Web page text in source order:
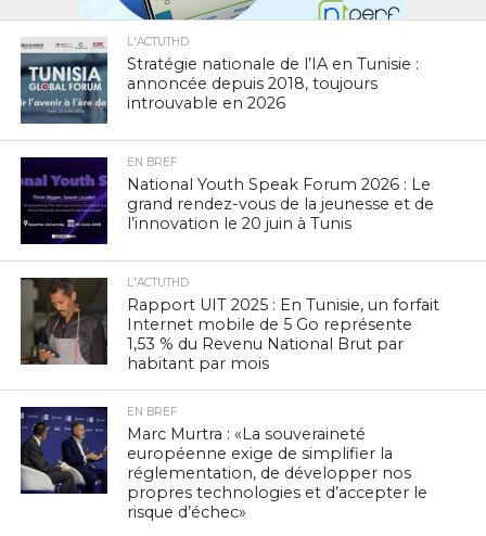
L'ACTUTHD
Stratégie nationale de l’IA en Tunisie :
annoncée depuis 2018, toujours
introuvable en 2026
EN BREF
National Youth Speak Forum 2026 : Le
grand rendez-vous de la jeunesse et de
l’innovation le 20 juin à Tunis
L'ACTUTHD
Rapport UIT 2025 : En Tunisie, un forfait
Internet mobile de 5 Go représente
1,53 % du Revenu National Brut par
habitant par mois
EN BREF
Marc Murtra : «La souveraineté
européenne exige de simplifier la
réglementation, de développer nos
propres technologies et d’accepter le
risque d’échec»